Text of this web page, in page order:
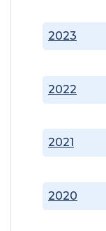
2020
2021
2022
2023